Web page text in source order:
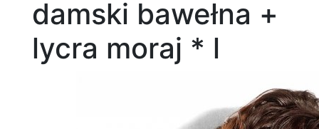
damski bawełna +
lycra moraj * l